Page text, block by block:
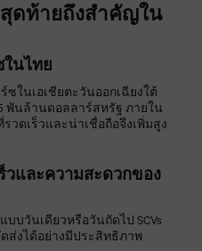
ดท้ายถึงสำคัญใน
ในไทย
ซในเอเชียตะวันออกเฉียงใต้
พันล้านดอลลาร์สหรัฐ ภายใน
วดเร็วและน่าเชื่อถือจึงเพิ่มสูง
วและความสะดวกของ
บวันเดียวหรือวันถัดไป SCVs
ดส่งได้อย่างมีประสิทธิภาพ